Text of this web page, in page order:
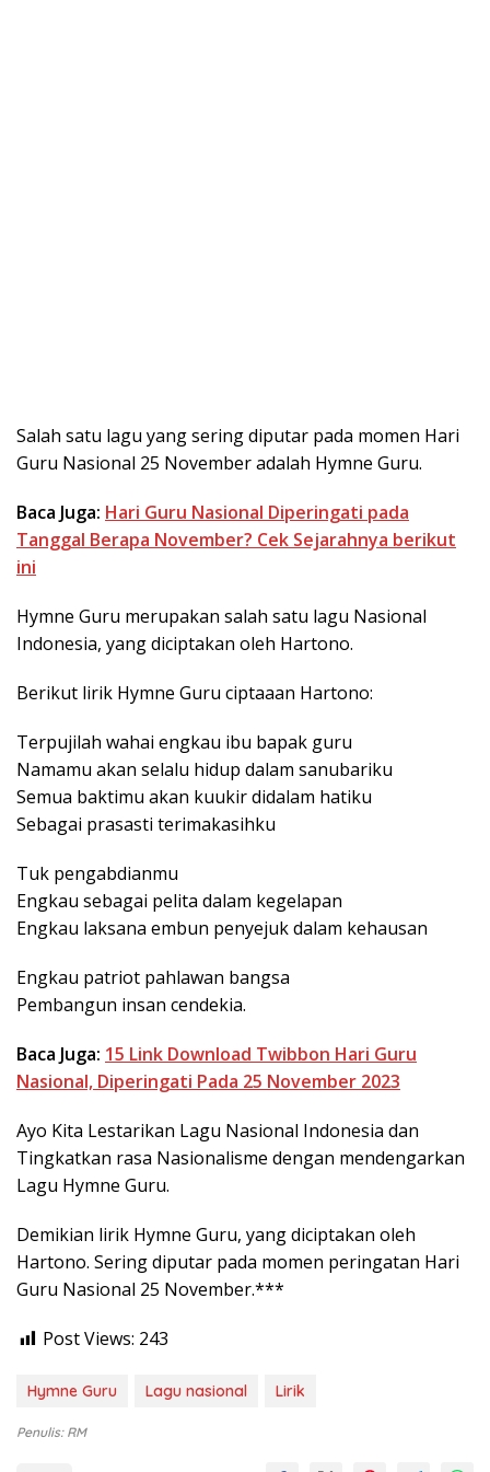
Salah satu lagu yang sering diputar pada momen Hari
Guru Nasional 25 November adalah Hymne Guru.
Baca Juga: Hari Guru Nasional Diperingati pada
Tanggal Berapa November? Cek Sejarahnya berikut
ini
Hymne Guru merupakan salah satu lagu Nasional
Indonesia, yang diciptakan oleh Hartono.
Berikut lirik Hymne Guru ciptaaan Hartono:
Terpujilah wahai engkau ibu bapak guru
Namamu akan selalu hidup dalam sanubariku
Semua baktimu akan kuukir didalam hatiku
Sebagai prasasti terimakasihku
Tuk pengabdianmu
Engkau sebagai pelita dalam kegelapan
Engkau laksana embun penyejuk dalam kehausan
Engkau patriot pahlawan bangsa
Pembangun insan cendekia.
Baca Juga: 15 Link Download Twibbon Hari Guru
Nasional, Diperingati Pada 25 November 2023
Ayo Kita Lestarikan Lagu Nasional Indonesia dan
Tingkatkan rasa Nasionalisme dengan mendengarkan
Lagu Hymne Guru.
Demikian lirik Hymne Guru, yang diciptakan oleh
Hartono. Sering diputar pada momen peringatan Hari
Guru Nasional 25 November.***
Post Views: 243
Hymne Guru Lagu nasional Lirik
Penulis: RM